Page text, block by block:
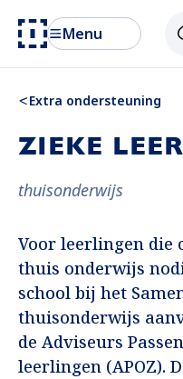
Menu
Extra ondersteuning
ZIEKE
thuisonderwijs
Voor leerlingen die
thuis onderwijs
school bij het
thuisonderwijs
de Adviseurs
leerlingen (APOZ).